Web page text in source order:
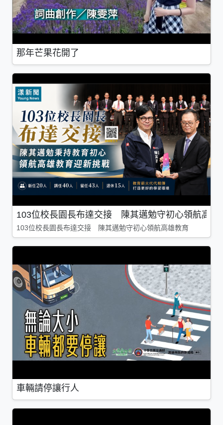
那年芒果花開了
103位校長園長布達交接 陳其邁勉守初心領航高雄
103位校長園長布達交接 陳其邁勉守初心領航高雄教育
車輛請停讓行人